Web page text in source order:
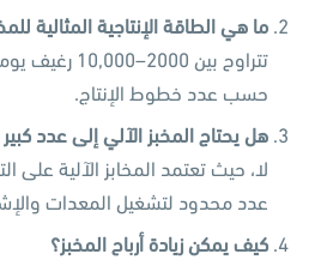
ما هي الطاقة الإنتاجية المثالية
تتراوح بين
حسب عدد خطوط الإنتاج.
هل يحتاج المخبز الآلي إلى عدد
لا، حيث تعتمد المخابز الآلية على
عدد محدود لتشغيل المعدات
كيف يمكن زيادة أرباح المخبز؟